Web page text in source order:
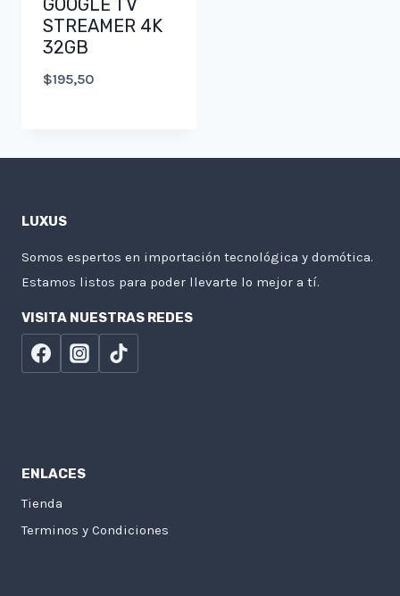
STREAMER 4K
32GB
$195,50
LUXUS
Somos espertos en importación tecnológica y domótica.
Estamos listos para poder llevarte lo mejor a tí.
VISITA NUESTRAS REDES
ENLACES
Tienda
Terminos y Condiciones